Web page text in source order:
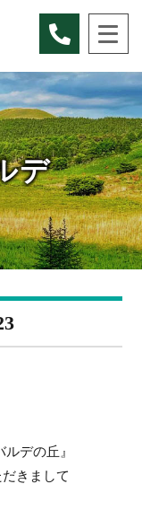
デ
デの丘』
きまして